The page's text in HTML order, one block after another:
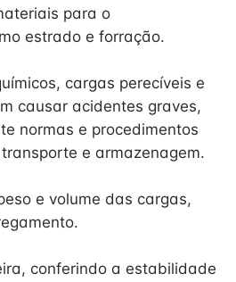
para o
estrado e forração.
cargas perecíveis e
causar acidentes graves,
normas e procedimentos
e armazenagem.
e volume das cargas,
conferindo a estabilidade